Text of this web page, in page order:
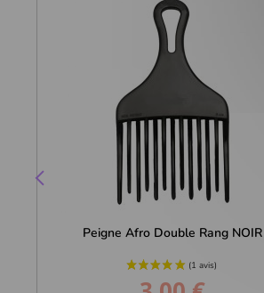
Peigne Afro Double Rang NOIR